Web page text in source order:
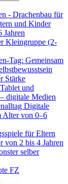
- Drachenbau für
und Kinder
Jahren
Kleingruppe (2-
Tag: Gemeinsam
Stärke
und
digitale Medien
Digitale
Alter von 0–6
für Eltern
von 2 bis 4 Jahren
selber
FZ